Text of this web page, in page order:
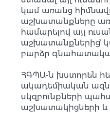
կամ առանց
աշխատանքները
համարելով այլ
աշխատանքներից՝
բարձր
ՀԳՊԱ-ն խստորեն
ակադեմիական
սկզբունքների
աշխատակիցների և